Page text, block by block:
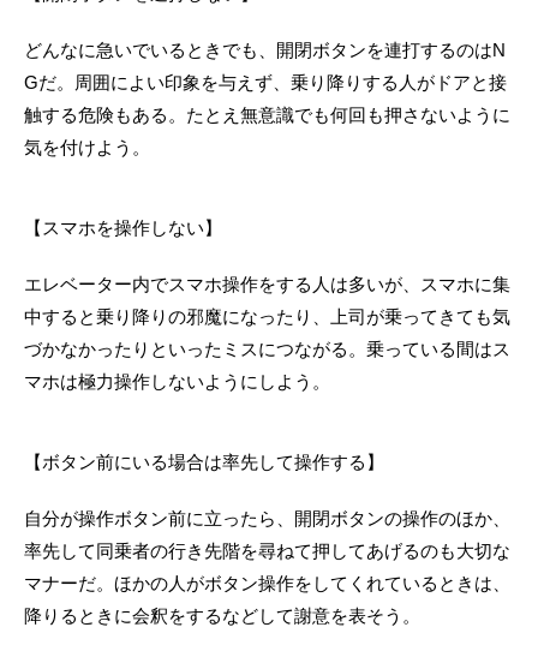
どんなに急いでいるときでも、開閉ボタンを連打するのはN
Gだ。周囲によい印象を与えず、乗り降りする人がドアと接
触する危険もある。たとえ無意識でも何回も押さないように
気を付けよう。
【スマホを操作しない】
エレベーター内でスマホ操作をする人は多いが、スマホに集
中すると乗り降りの邪魔になったり、上司が乗ってきても気
づかなかったりといったミスにつながる。乗っている間はス
マホは極力操作しないようにしよう。
【ボタン前にいる場合は率先して操作する】
自分が操作ボタン前に立ったら、開閉ボタンの操作のほか、
率先して同乗者の行き先階を尋ねて押してあげるのも大切な
マナーだ。ほかの人がボタン操作をしてくれているときは、
降りるときに会釈をするなどして謝意を表そう。